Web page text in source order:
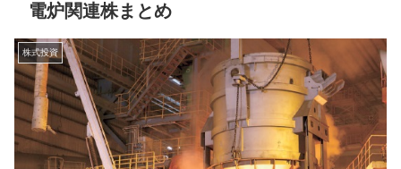
電炉関連株まとめ
株式投資